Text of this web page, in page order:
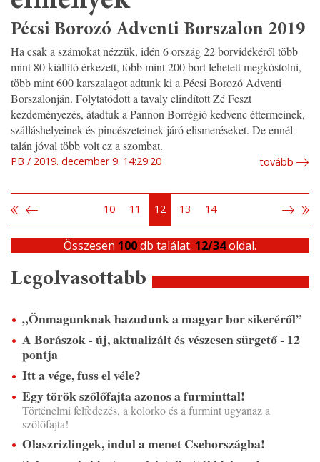
Pécsi Borozó Adventi Borszalon 2019
Ha csak a számokat nézzük, idén 6 ország 22 borvidékéről több
mint 80 kiállító érkezett, több mint 200 bort lehetett megkóstolni,
több mint 600 karszalagot adtunk ki a Pécsi Borozó Adventi
Borszalonján. Folytatódott a tavaly elindított Zé Feszt
kezdeményezés, átadtuk a Pannon Borrégió kedvenc éttermeinek,
szálláshelyeinek és pincészeteinek járó elismeréseket. De ennél
talán jóval több volt ez a szombat.
PB 2019. december 9. 14:29:20 tovább
10 11 12 13 14
Összesen 100db találat. 12/34oldal.
Legolvasottabb
„Önmagunknak hazudunk a magyar bor sikeréről”
A Borászok - új, aktualizált és vészesen sürgető - 12
pontja
Itt a vége, fuss el véle?
Egy török szőlőfajta azonos a furminttal!
Történelmi felfedezés, a kolorko és a furmint ugyanaz a
szőlőfajta!
Olaszrizlingek, indul a menet Csehországba!